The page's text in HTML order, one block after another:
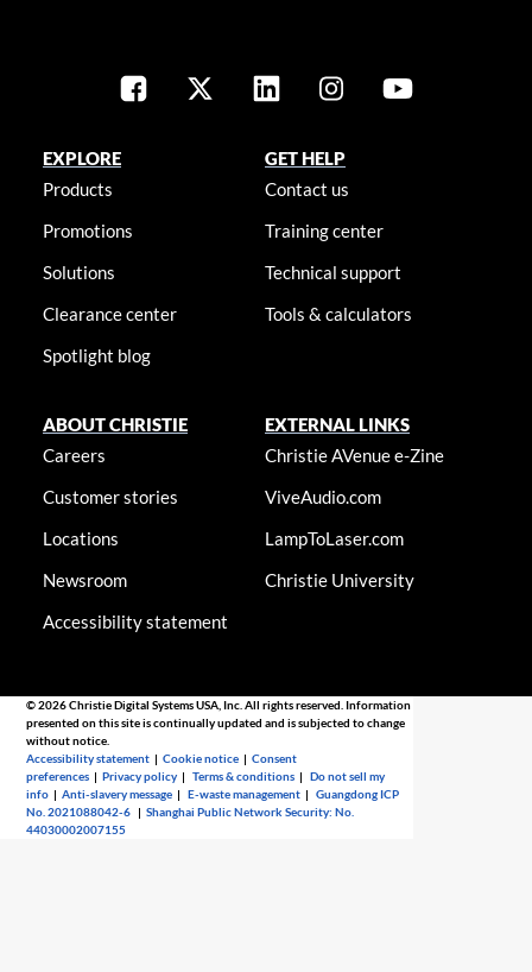
EXPLORE
Products
Promotions
Solutions
Clearance center
Spotlight blog
GET HELP
Contact us
Training center
Technical support
Tools & calculators
ABOUT CHRISTIE
Careers
Customer stories
Locations
Newsroom
Accessibility statement
EXTERNAL LINKS
Christie AVenue e-Zine
ViveAudio.com
LampToLaser.com
Christie University
© 2026 Christie Digital Systems USA, Inc. All rights reserved. Information
presented on this site is continually updated and is subjected to change
without notice.
Accessibility statement |Cookie notice |Consent
preferences |Privacy policy |Terms & conditions |Do not sell my
info |Anti-slavery message |E-waste management |Guangdong ICP
No. 2021088042-6 |Shanghai Public Network Security: No.
44030002007155